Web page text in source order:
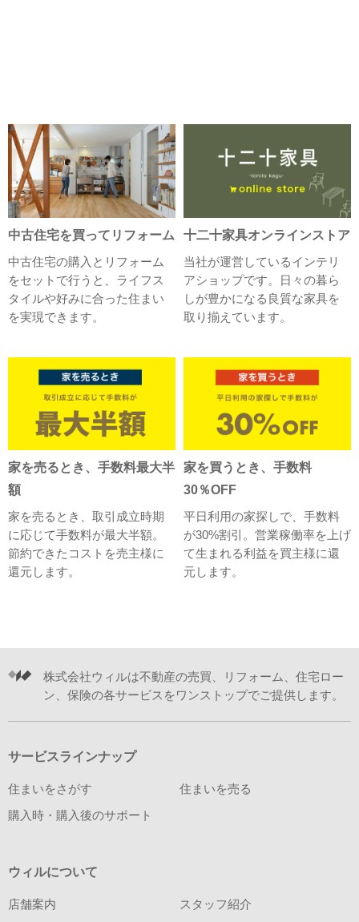
中古住宅を買ってリフォーム
中古住宅の購入とリフォーム
をセットで行うと、ライフス
タイルや好みに合った住まい
を実現できます。
十二十家具オンラインストア
当社が運営しているインテリ
アショップです。日々の暮ら
しが豊かになる良質な家具を
取り揃えています。
家を売るとき、手数料最大半
額
家を売るとき、取引成立時期
に応じて手数料が最大半額。
節約できたコストを売主様に
還元します。
家を買うとき、手数料
30％OFF
平日利用の家探しで、手数料
が30%割引。営業稼働率を上げ
て生まれる利益を買主様に還
元します。
株式会社ウィルは不動産の売買、リフォーム、住宅ロー
ン、保険の各サービスをワンストップでご提供します。
サービスラインナップ
住まいをさがす 住まいを売る
購入時・購入後のサポート
ウィルについて
店舗案内 スタッフ紹介